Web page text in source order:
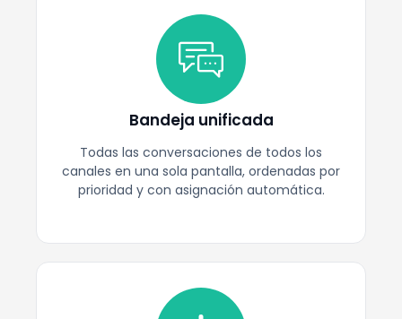
Bandeja unificada
Todas las conversaciones de todos los
canales en una sola pantalla, ordenadas por
prioridad y con asignación automática.